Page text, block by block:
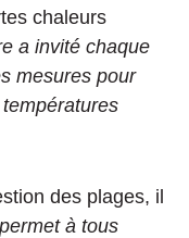
chaleurs
a invité chaque
mesures pour
des plages, il
permet à tous